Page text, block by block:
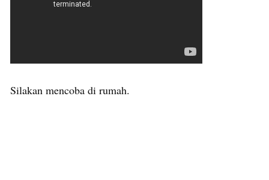
Silakan mencoba di rumah.